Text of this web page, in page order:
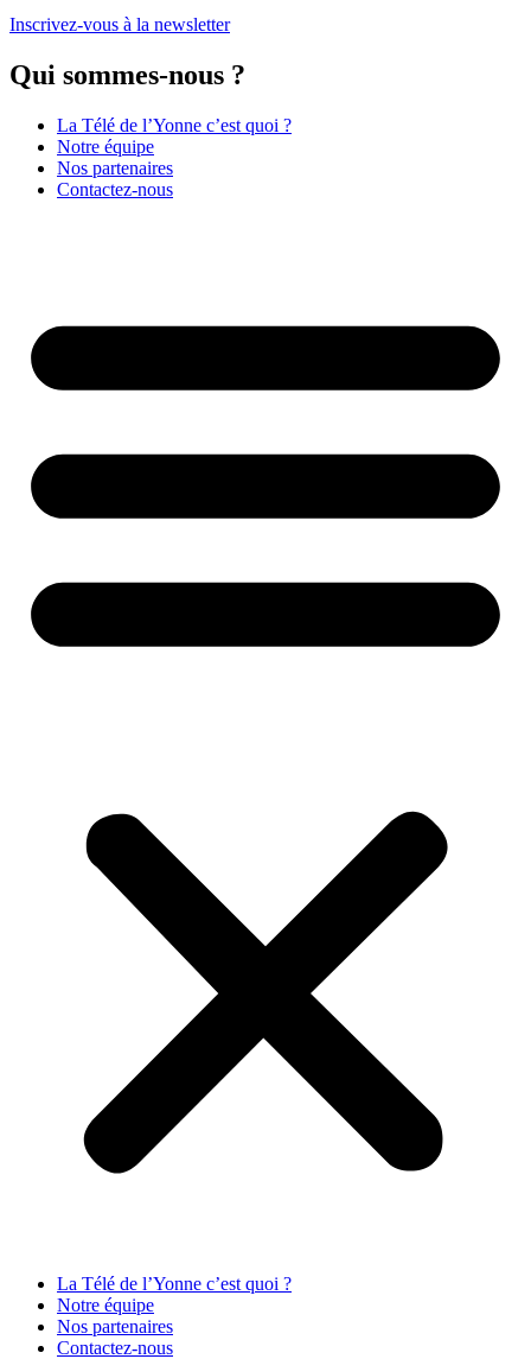
Inscrivez-vous à la newsletter
Qui sommes-nous ?
La Télé de l’Yonne c’est quoi ?
Notre équipe
Nos partenaires
Contactez-nous
La Télé de l’Yonne c’est quoi ?
Notre équipe
Nos partenaires
Contactez-nous